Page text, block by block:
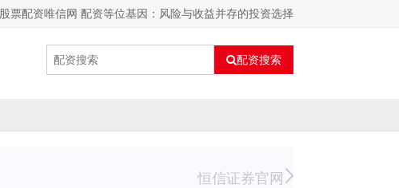
股票配资唯信网 配资等位基因：风险与收益并存的投资选择
配资搜索
恒信证券官网